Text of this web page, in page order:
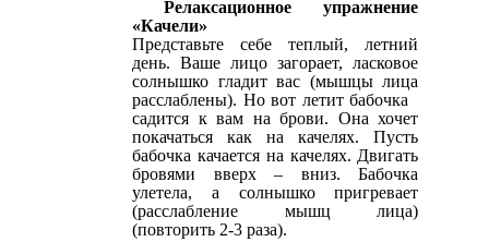
Релаксационное упражнение
«Качели»
Представьте себе теплый, летний
день. Ваше лицо загорает, ласковое
солнышко гладит вас (мышцы лица
расслаблены). Но вот летит бабочка
садится к вам на брови. Она хочет
покачаться как на качелях. Пусть
бабочка качается на качелях. Двигать
бровями вверх – вниз. Бабочка
улетела, а солнышко пригревает
(расслабление мышц лица)
(повторить 2-3 раза).